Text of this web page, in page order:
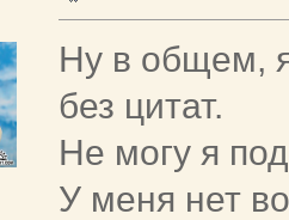
Ну в общем,
без цитат.
Не могу я
У меня нет